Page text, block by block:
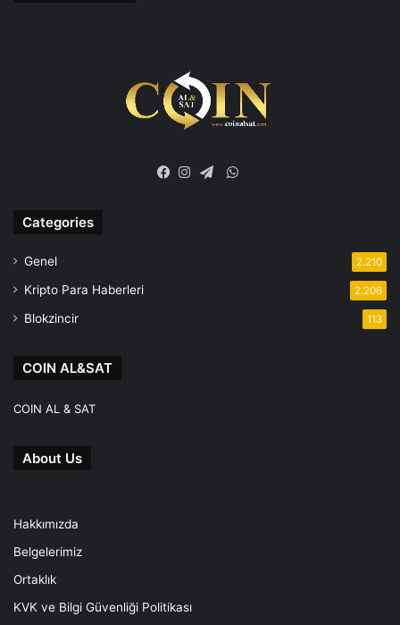
WhatsApp
Categories
Genel 2.210
Kripto Para Haberleri 2.206
Blokzincir 113
COIN AL&SAT
COIN AL & SAT
About Us
Hakkımızda
Belgelerimiz
Ortaklık
KVK ve Bilgi Güvenliği Politikası